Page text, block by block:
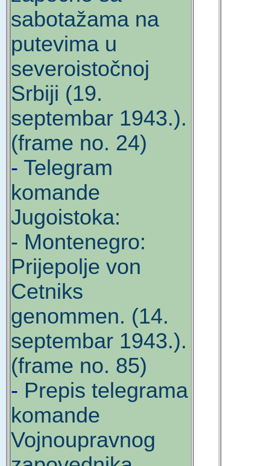
sabotažama na
putevima u
severoistočnoj
Srbiji (19.
septembar 1943.).
(frame no. 24)
- Telegram
komande
Jugoistoka:
- Montenegro:
Prijepolje von
Cetniks
genommen. (14.
septembar 1943.).
(frame no. 85)
- Prepis telegrama
komande
Vojnoupravnog